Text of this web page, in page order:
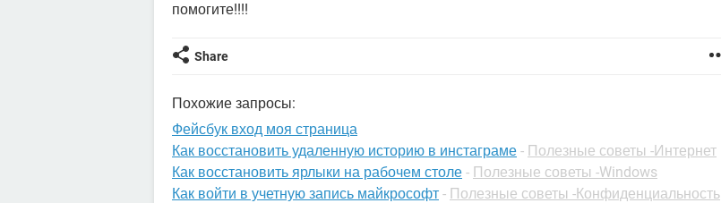
помогите!!!!
Share
Похожие запросы:
Фейсбук вход моя страница
Как восстановить удаленную историю в инстаграме - Полезные советы -Интернет
Как восстановить ярлыки на рабочем столе - Полезные советы -Windows
Как войти в учетную запись майкрософт - Полезные советы -Конфиденциальность